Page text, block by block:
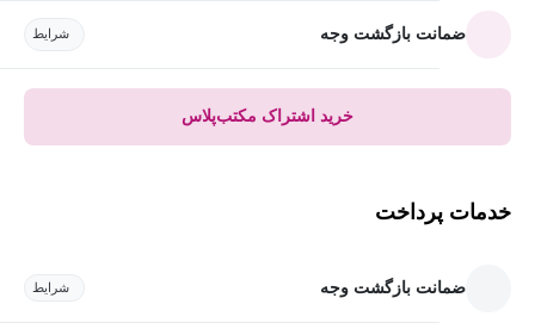
ضمانت بازگشت وجه شرایط
خرید اشتراک مکتب‌پلاس
خدمات پرداخت
ضمانت بازگشت وجه شرایط